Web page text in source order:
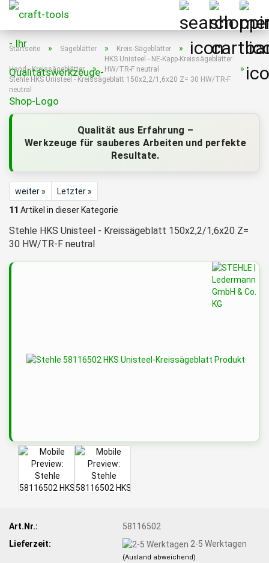
Startseite » Sägeblätter » Kreis-Sägeblätter »
Hand - Kreissägeblätter »
HKS Unisteel - NE-Kapp-Kreissägeblätter
HW/TR-F neutral
»
Stehle HKS Unisteel - Kreissägeblatt 150x2,2/1,6x20 Z= 30 HW/TR-F
neutral
Qualität aus Erfahrung –
Werkzeuge für sauberes Arbeiten und perfekte
Resultate.
weiter »
Letzter »
11 Artikel in dieser Kategorie
Stehle HKS Unisteel - Kreissägeblatt 150x2,2/1,6x20 Z=
30 HW/TR-F neutral
Art.Nr.:
58116502
Lieferzeit:
2-5 Werktagen
(Ausland abweichend)